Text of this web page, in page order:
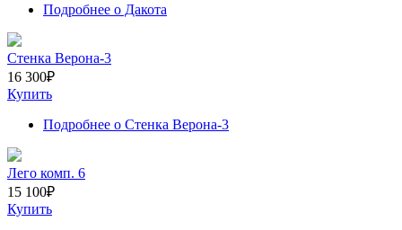
Подробнее о Дакота
Стенка Верона-3
16 300₽
Купить
Подробнее о Стенка Верона-3
Лего комп. 6
15 100₽
Купить